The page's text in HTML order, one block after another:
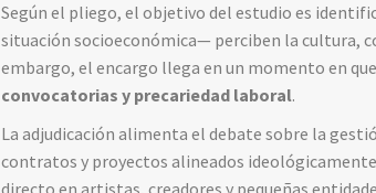
Según el pliego, el objetivo del estudio es
situación socioeconómica— perciben la cultura,
embargo, el encargo llega en un momento en
convocatorias y precariedad laboral.
La adjudicación alimenta el debate sobre la
contratos y proyectos alineados